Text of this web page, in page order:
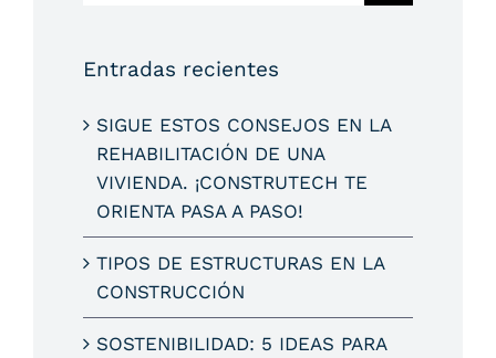
Entradas recientes
SIGUE ESTOS CONSEJOS EN LA
REHABILITACIÓN DE UNA
VIVIENDA. ¡CONSTRUTECH TE
ORIENTA PASA A PASO!
TIPOS DE ESTRUCTURAS EN LA
CONSTRUCCIÓN
SOSTENIBILIDAD: 5 IDEAS PARA